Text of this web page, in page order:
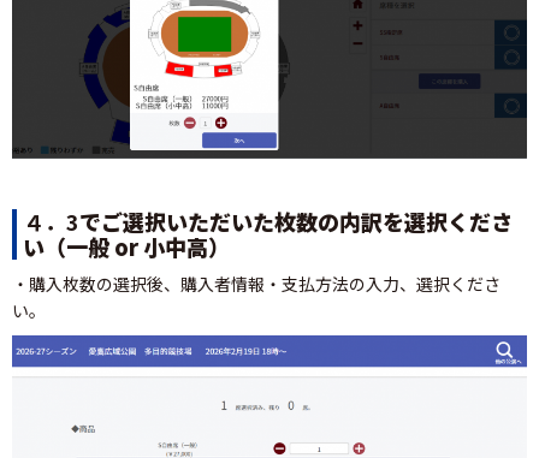
４．3でご選択いただいた枚数の内訳を選択くださ
い（一般 or 小中高）
・購入枚数の選択後、購入者情報・支払方法の入力、選択くださ
い。